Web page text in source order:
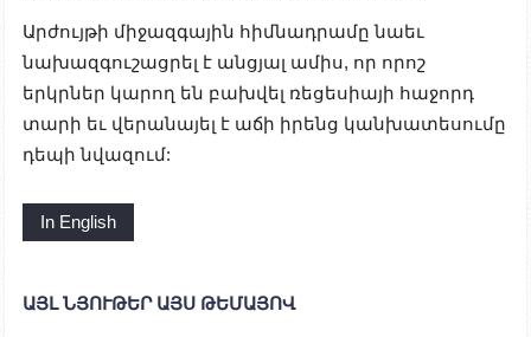
Արժույթի միջազգային հիմնադրամը նաեւ
նախազգուշացրել է անցյալ ամիս, որ որոշ
երկրներ կարող են բախվել ռեցեսիայի հաջորդ
տարի եւ վերանայել է աճի իրենց կանխատեսումը
դեպի նվազում:
In English
ԱՅԼ ՆՅՈՒԹԵՐ ԱՅՍ ԹԵՄԱՅՈՎ